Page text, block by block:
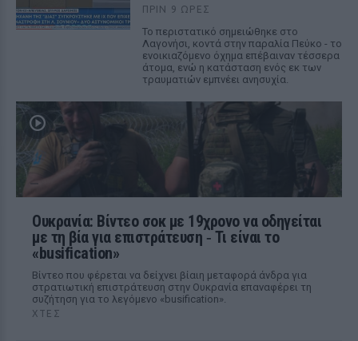
ΠΡΙΝ 9 ΏΡΕΣ
Το περιστατικό σημειώθηκε στο
Λαγονήσι, κοντά στην παραλία Πεύκο - το
ενοικιαζόμενο όχημα επέβαιναν τέσσερα
άτομα, ενώ η κατάσταση ενός εκ των
τραυματιών εμπνέει ανησυχία.
Ουκρανία: Βίντεο σοκ με 19χρονο να οδηγείται
με τη βία για επιστράτευση ‑ Τι είναι το
«busification»
Βίντεο που φέρεται να δείχνει βίαιη μεταφορά άνδρα για
στρατιωτική επιστράτευση στην Ουκρανία επαναφέρει τη
συζήτηση για το λεγόμενο «busification».
ΧΤΕΣ